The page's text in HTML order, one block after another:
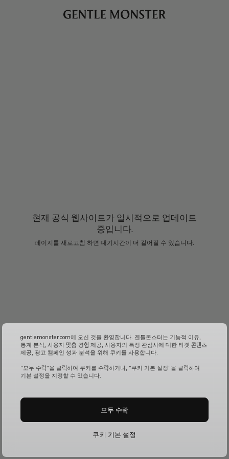
현재 공식 웹사이트가 일시적으로 업데이트
중입니다.
페이지를 새로고침 하면 대기시간이 더 길어질 수 있습니다.
gentlemonster.com에 오신 것을 환영합니다. 젠틀몬스터는 기능적 이유,
통계 분석, 사용자 맞춤 경험 제공, 사용자의 특정 관심사에 대한 타겟 콘텐츠
제공, 광고 캠페인 성과 분석을 위해 쿠키를 사용합니다.
"모두 수락"을 클릭하여 쿠키를 수락하거나, "쿠키 기본 설정"을 클릭하여
기본 설정을 지정할 수 있습니다.
쿠키 기본 설정
모두 수락